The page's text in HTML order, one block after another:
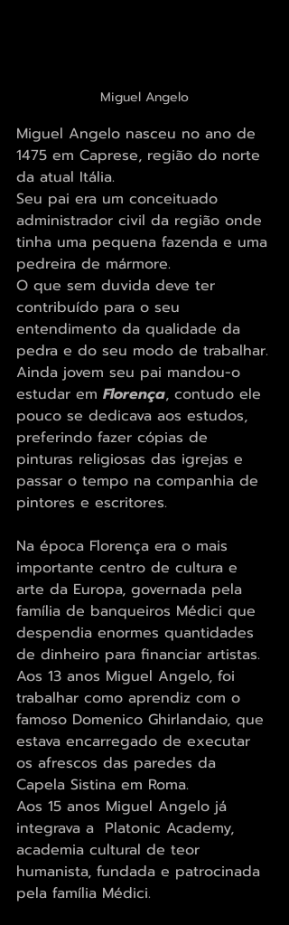
Miguel Angelo
Miguel Angelo nasceu no ano de
1475 em Caprese, região do norte
da atual Itália.
Seu pai era um conceituado
administrador civil da região onde
tinha uma pequena fazenda e uma
pedreira de mármore.
O que sem duvida deve ter
contribuído para o seu
entendimento da qualidade da
pedra e do seu modo de trabalhar.
Ainda jovem seu pai mandou-o
estudar em Florença, contudo ele
pouco se dedicava aos estudos,
preferindo fazer cópias de
pinturas religiosas das igrejas e
passar o tempo na companhia de
pintores e escritores.
Na época Florença era o mais
importante centro de cultura e
arte da Europa, governada pela
família de banqueiros Médici que
despendia enormes quantidades
de dinheiro para financiar artistas.
Aos 13 anos Miguel Angelo, foi
trabalhar como aprendiz com o
famoso Domenico Ghirlandaio, que
estava encarregado de executar
os afrescos das paredes da
Capela Sistina em Roma.
Aos 15 anos Miguel Angelo já
integrava a  Platonic Academy,
academia cultural de teor
humanista, fundada e patrocinada
pela família Médici.